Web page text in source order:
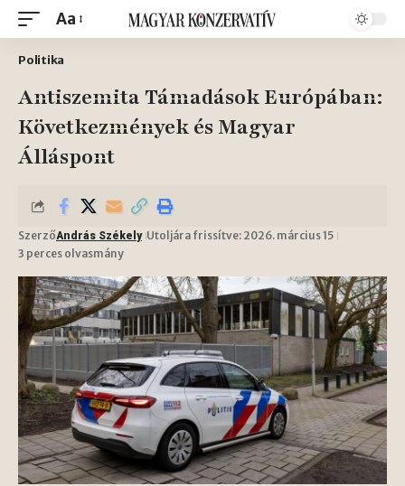
Aa
Politika
Antiszemita Támadások Európában:
Következmények és Magyar
Álláspont
SzerzőAndrás Székely Utoljára frissítve: 2026. március 15
3 perces olvasmány